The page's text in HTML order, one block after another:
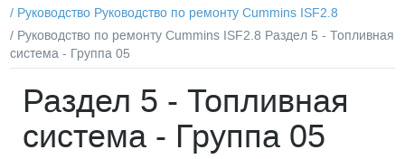
/ Руководство Руководство по ремонту Cummins ISF2.8
/ Руководство по ремонту Cummins ISF2.8 Раздел 5 - Топливная
система - Группа 05
Раздел 5 - Топливная
система - Группа 05